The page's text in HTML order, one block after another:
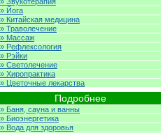
» Йога
» Китайская медицина
» Траволечение
» Массаж
» Рефлексология
» Рэйки
» Светолечение
» Хиропрактика
» Цветочные лекарства
Подробнее
» Баня, сауна и ванны
» Биоэнергетика
» Вода для здоровья